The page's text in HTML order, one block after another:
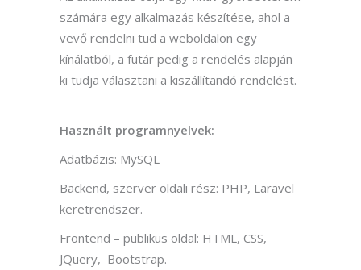
számára egy alkalmazás készítése, ahol a
vevő rendelni tud a weboldalon egy
kínálatból, a futár pedig a rendelés alapján
ki tudja választani a kiszállítandó rendelést.
Használt programnyelvek:
Adatbázis: MySQL
Backend, szerver oldali rész: PHP, Laravel
keretrendszer.
Frontend – publikus oldal: HTML, CSS,
JQuery, Bootstrap.